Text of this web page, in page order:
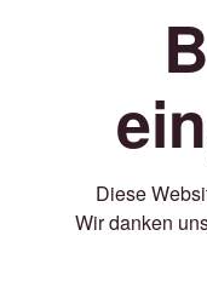
Diese
Wir danken